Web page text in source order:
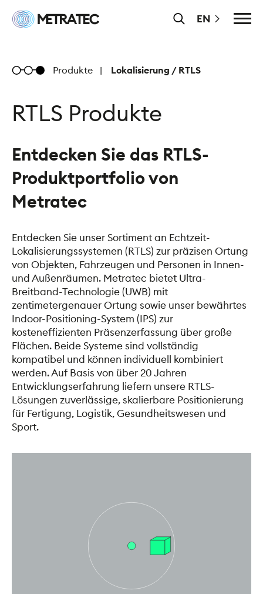
Inhalt
Metratec
EN
Metratec Produkte Lokalisierung / RTLS
RTLS Produkte
Entdecken Sie das RTLS-
Produktportfolio von
Metratec
Entdecken Sie unser Sortiment an Echtzeit-
Lokalisierungssystemen (RTLS) zur präzisen Ortung
von Objekten, Fahrzeugen und Personen in Innen-
und Außenräumen. Metratec bietet Ultra-
Breitband-Technologie (UWB) mit
zentimetergenauer Ortung sowie unser bewährtes
Indoor-Positioning-System (IPS) zur
kosteneffizienten Präsenzerfassung über große
Flächen. Beide Systeme sind vollständig
kompatibel und können individuell kombiniert
werden. Auf Basis von über 20 Jahren
Entwicklungserfahrung liefern unsere RTLS-
Lösungen zuverlässige, skalierbare Positionierung
für Fertigung, Logistik, Gesundheitswesen und
Sport.